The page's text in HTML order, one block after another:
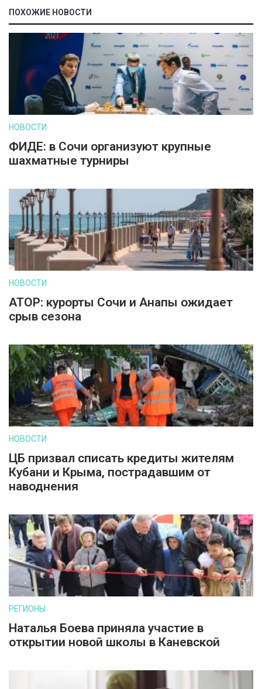
ПОХОЖИЕ НОВОСТИ
НОВОСТИ
ФИДЕ: в Сочи организуют крупные
шахматные турниры
НОВОСТИ
АТОР: курорты Сочи и Анапы ожидает
срыв сезона
НОВОСТИ
ЦБ призвал списать кредиты жителям
Кубани и Крыма, пострадавшим от
наводнения
РЕГИОНЫ
Наталья Боева приняла участие в
открытии новой школы в Каневской